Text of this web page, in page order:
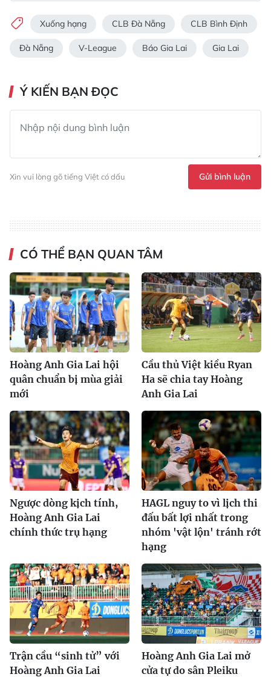
Xuống hạng CLB Đà Nẵng CLB Bình Định
Đà Nẵng V-League Báo Gia Lai Gia Lai
Ý KIẾN BẠN ĐỌC
Xin vui lòng gõ tiếng Việt có dấu Gửi bình luận
CÓ THỂ BẠN QUAN TÂM
Hoàng Anh Gia Lai hội
quân chuẩn bị mùa giải
mới
Cầu thủ Việt kiều Ryan
Ha sẽ chia tay Hoàng
Anh Gia Lai
Ngược dòng kịch tính,
Hoàng Anh Gia Lai
chính thức trụ hạng
HAGL nguy to vì lịch thi
đấu bất lợi nhất trong
nhóm 'vật lộn' tránh rớt
hạng
Trận cầu “sinh tử” với
Hoàng Anh Gia Lai
Hoàng Anh Gia Lai mở
cửa tự do sân Pleiku